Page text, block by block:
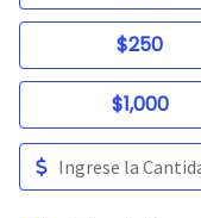
$250
$1,000